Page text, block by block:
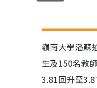
嶺南大學潘蘇
生及150名教
3.81回升至